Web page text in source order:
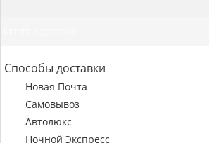
Способы доставки
Новая Почта
Самовывоз
Автолюкс
Ночной Экспресс